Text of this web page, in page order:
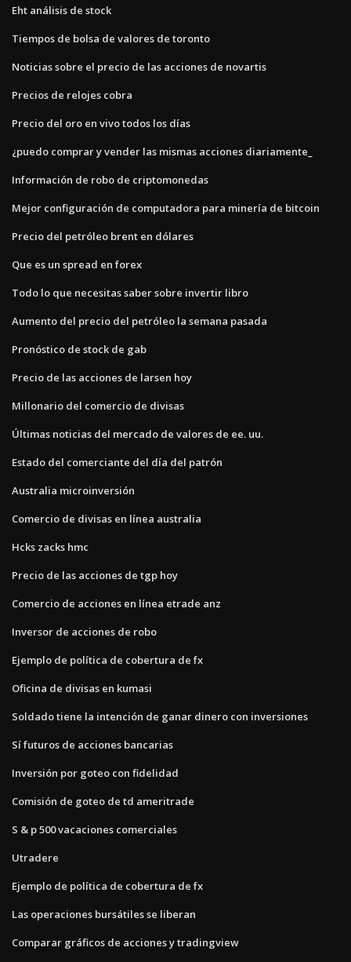
Eht análisis de stock
Tiempos de bolsa de valores de toronto
Noticias sobre el precio de las acciones de novartis
Precios de relojes cobra
Precio del oro en vivo todos los días
¿puedo comprar y vender las mismas acciones diariamente_
Información de robo de criptomonedas
Mejor configuración de computadora para minería de bitcoin
Precio del petróleo brent en dólares
Que es un spread en forex
Todo lo que necesitas saber sobre invertir libro
Aumento del precio del petróleo la semana pasada
Pronóstico de stock de gab
Precio de las acciones de larsen hoy
Millonario del comercio de divisas
Últimas noticias del mercado de valores de ee. uu.
Estado del comerciante del día del patrón
Australia microinversión
Comercio de divisas en línea australia
Hcks zacks hmc
Precio de las acciones de tgp hoy
Comercio de acciones en línea etrade anz
Inversor de acciones de robo
Ejemplo de política de cobertura de fx
Oficina de divisas en kumasi
Soldado tiene la intención de ganar dinero con inversiones
Sí futuros de acciones bancarias
Inversión por goteo con fidelidad
Comisión de goteo de td ameritrade
S & p 500 vacaciones comerciales
Utradere
Ejemplo de política de cobertura de fx
Las operaciones bursátiles se liberan
Comparar gráficos de acciones y tradingview